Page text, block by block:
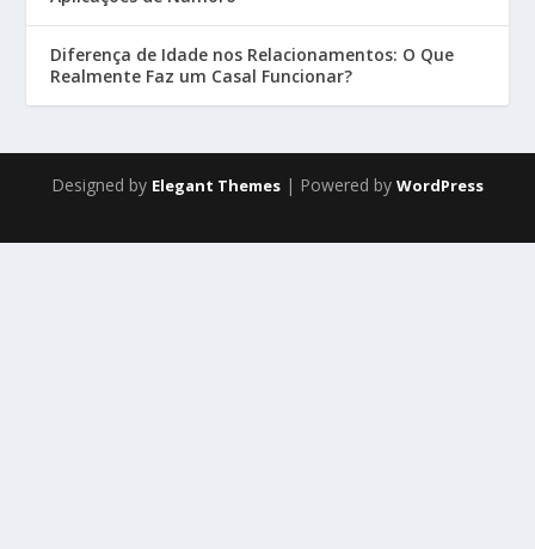
Diferença de Idade nos Relacionamentos: O Que
Realmente Faz um Casal Funcionar?
Designed by Elegant Themes | Powered by WordPress